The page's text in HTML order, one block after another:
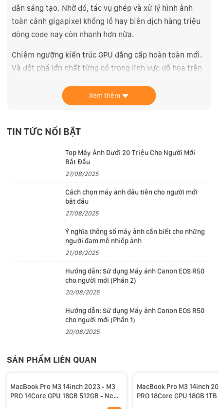
dân sáng tạo. Nhờ đó, tác vụ ghép và xử lý hình ảnh
toàn cảnh gigapixel khổng lồ hay biên dịch hàng triệu
dòng code nay còn nhanh hơn nữa.
Chiêm ngưỡng kiến trúc GPU đẳng cấp hoàn toàn mới.
Và đột phá lớn nhất từng có trong lĩnh vực đồ họa trên
chip tốc độ cao để tăng đáng kể mức sử dụng GPU
trung bình, qua đó tăng mạnh hiệu năng để đáp ứng
Công nghệ dò tia tốc độ cao bằng phần cứng
Lần đầu tiên, MacBook Pro trang bị công nghệ dò tia
tốc độ cao bằng phần cứng. Kết hợp với kiến trúc đồ
họa mới, máy hỗ trợ các ứng dụng chuyên nghiệp
mang đến hiệu năng kết xuất nhanh hơn đến 2,5 lần và
giúp các trò chơi hiển thị vùng tối và phản chiếu chân
Xem thêm
TIN TỨC NỔI BẬT
Top Máy Ảnh Dưới 20 Triệu Cho Người Mới
Bắt Đầu
27/08/2025
Cách chọn máy ảnh đầu tiên cho người mới
bắt đầu
27/08/2025
Ý nghĩa thông số máy ảnh cần biết cho những
người đam mê nhiếp ảnh
21/08/2025
Hướng dẫn: Sử dụng Máy ảnh Canon EOS R50
cho người mới (Phần 2)
20/08/2025
Hướng dẫn: Sử dụng Máy ảnh Canon EOS R50
cho người mới (Phần 1)
20/08/2025
SẢN PHẨM LIÊN QUAN
MacBook Pro M3 14inch 2023 - M3
PRO 14Core GPU 18GB 512GB - New
MacBook Pro M3 14inch
PRO 18Core GPU 18GB